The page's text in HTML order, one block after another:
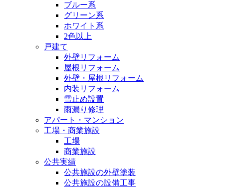
ブルー系
グリーン系
ホワイト系
2色以上
戸建て
外壁リフォーム
屋根リフォーム
外壁・屋根リフォーム
内装リフォーム
雪止め設置
雨漏り修理
アパート・マンション
工場・商業施設
工場
商業施設
公共実績
公共施設の外壁塗装
公共施設の設備工事